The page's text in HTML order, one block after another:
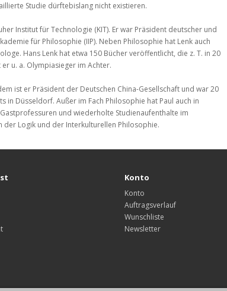
Studie dürftebislang nicht existieren.
Institut für Technologie (KIT). Er war Präsident deutscher und
für Philosophie (IIP). Neben Philosophie hat Lenk auch
Hans Lenk hat etwa 150 Bücher veröffentlicht, die z. T. in 20
u. a. Olympiasieger im Achter.
ist er Präsident der Deutschen China-Gesellschaft und war 20
in Düsseldorf. Außer im Fach Philosophie hat Paul auch in
und wiederholte Studienaufenthalte im
der Logik und der Interkulturellen Philosophie.
Konto
Konto
Auftragsverlauf
Wunschliste
Newsletter